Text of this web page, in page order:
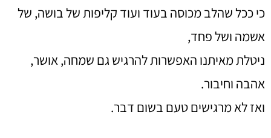
כי ככל שהלב מכוסה בעוד ועוד קליפות של בושה, של
אשמה ושל פחד,
ניטלת מאיתנו האפשרות להרגיש גם שמחה, אושר,
אהבה וחיבור.
ואז לא מרגישים טעם בשום דבר.